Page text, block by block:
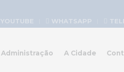
YOUTUBE WHATSAPP
Administração A Cidade